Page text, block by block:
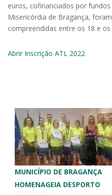
euros, cofinanciados por
Misericórdia de Bragança,
compreendidas entre os 18 e
Abrir Inscrição ATL 2022
MUNICÍPIO DE BRAGANÇA
HOMENAGEIA DESPORTO